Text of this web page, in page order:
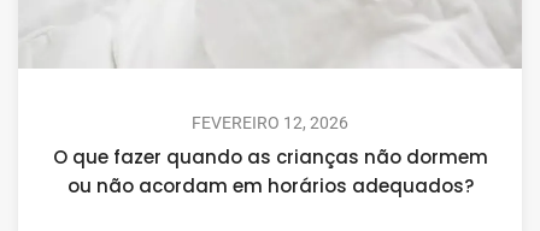
FEVEREIRO 12, 2026
O que fazer quando as crianças não dormem
ou não acordam em horários adequados?